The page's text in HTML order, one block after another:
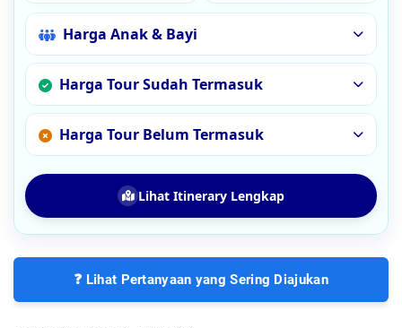
Harga Anak & Bayi
Harga Tour Sudah Termasuk
Harga Tour Belum Termasuk
Lihat Itinerary Lengkap
❓ Lihat Pertanyaan yang Sering Diajukan